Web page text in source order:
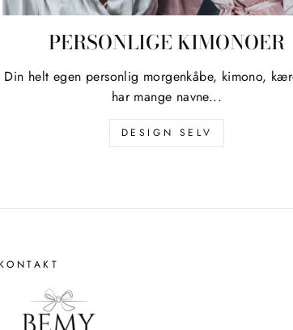
PERSONLIGE KIMONOER
Din helt egen personlig morgenkåbe, kimono,
har mange navne...
DESIGN SELV
KONTAKT